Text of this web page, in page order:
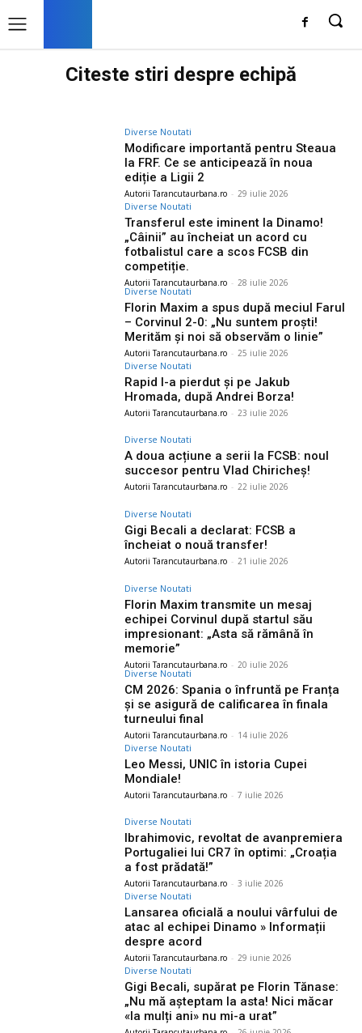
Citeste stiri despre echipă
Diverse Noutati
Modificare importantă pentru Steaua
la FRF. Ce se anticipează în noua
ediție a Ligii 2
Autorii Tarancutaurbana.ro - 29 iulie 2026
Diverse Noutati
Transferul este iminent la Dinamo!
„Câinii” au încheiat un acord cu
fotbalistul care a scos FCSB din
competiție.
Autorii Tarancutaurbana.ro - 28 iulie 2026
Diverse Noutati
Florin Maxim a spus după meciul Farul
– Corvinul 2-0: „Nu suntem proști!
Merităm și noi să observăm o linie”
Autorii Tarancutaurbana.ro - 25 iulie 2026
Diverse Noutati
Rapid l-a pierdut și pe Jakub
Hromada, după Andrei Borza!
Autorii Tarancutaurbana.ro - 23 iulie 2026
Diverse Noutati
A doua acțiune a serii la FCSB: noul
succesor pentru Vlad Chiricheș!
Autorii Tarancutaurbana.ro - 22 iulie 2026
Diverse Noutati
Gigi Becali a declarat: FCSB a
încheiat o nouă transfer!
Autorii Tarancutaurbana.ro - 21 iulie 2026
Diverse Noutati
Florin Maxim transmite un mesaj
echipei Corvinul după startul său
impresionant: „Asta să rămână în
memorie”
Autorii Tarancutaurbana.ro - 20 iulie 2026
Diverse Noutati
CM 2026: Spania o înfruntă pe Franța
și se asigură de calificarea în finala
turneului final
Autorii Tarancutaurbana.ro - 14 iulie 2026
Diverse Noutati
Leo Messi, UNIC în istoria Cupei
Mondiale!
Autorii Tarancutaurbana.ro - 7 iulie 2026
Diverse Noutati
Ibrahimovic, revoltat de avanpremiera
Portugaliei lui CR7 în optimi: „Croația
a fost prădată!”
Autorii Tarancutaurbana.ro - 3 iulie 2026
Diverse Noutati
Lansarea oficială a noului vârfului de
atac al echipei Dinamo » Informații
despre acord
Autorii Tarancutaurbana.ro - 29 iunie 2026
Diverse Noutati
Gigi Becali, supărat pe Florin Tănase:
„Nu mă așteptam la asta! Nici măcar
«la mulți ani» nu mi-a urat”